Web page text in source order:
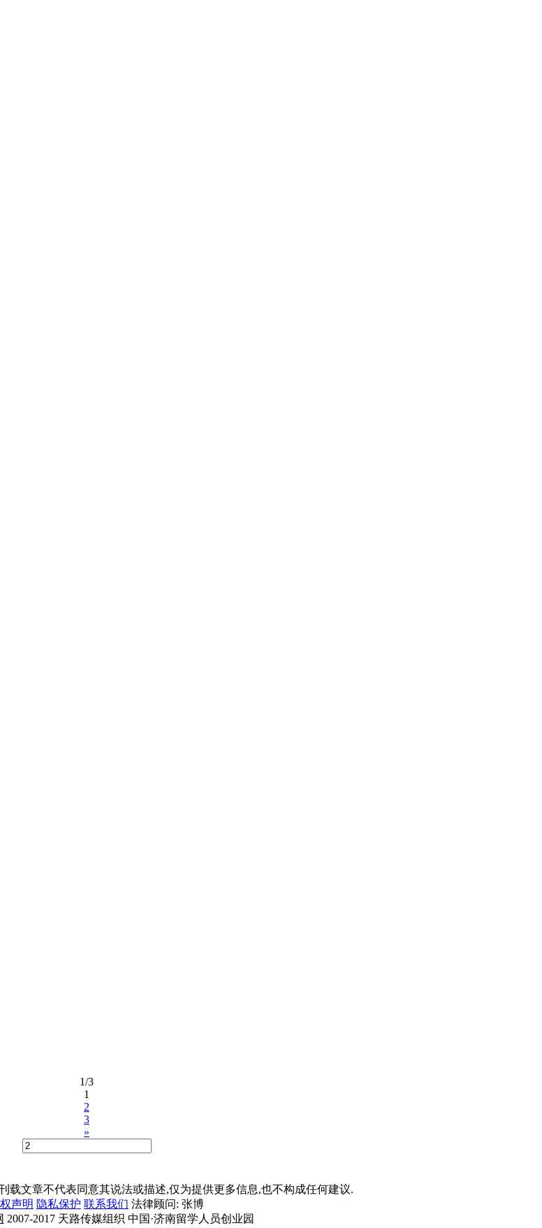
1/3
1
2
3
»
载文章不代表同意其说法或描述,仅为提供更多信息,也不构成任何建议.
声明 隐私保护 联系我们 法律顾问: 张博
2007-2017 天路传媒组织 中国·济南留学人员创业园